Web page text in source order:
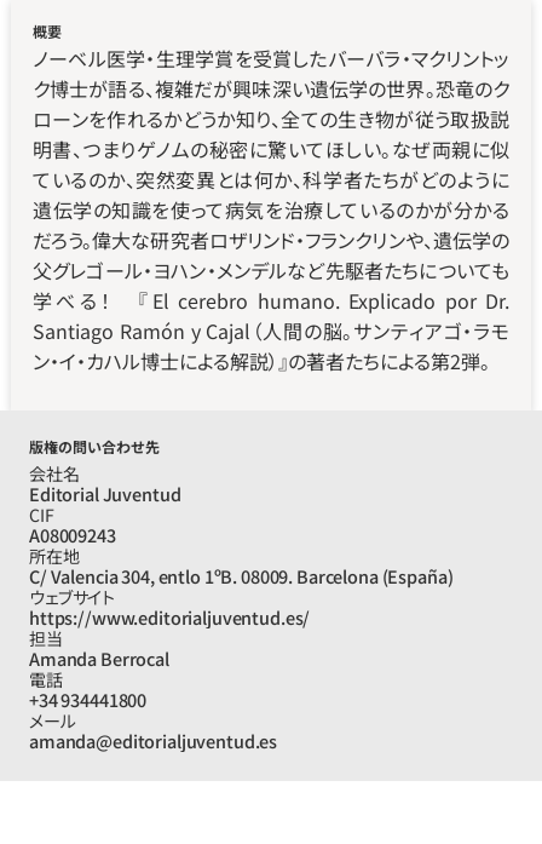
概要
ノーベル医学・生理学賞を受賞したバーバラ・マクリントッ
ク博士が語る、複雑だが興味深い遺伝学の世界。恐竜のク
ローンを作れるかどうか知り、全ての生き物が従う取扱説
明書、つまりゲノムの秘密に驚いてほしい。なぜ両親に似
ているのか、突然変異とは何か、科学者たちがどのように
遺伝学の知識を使って病気を治療しているのかが分かる
だろう。偉大な研究者ロザリンド・フランクリンや、遺伝学の
父グレゴール・ヨハン・メンデルなど先駆者たちについても
学べる！　『El cerebro humano. Explicado por Dr.
Santiago Ramón y Cajal（人間の脳。サンティアゴ・ラモ
ン・イ・カハル博士による解説）』の著者たちによる第2弾。
版権の問い合わせ先
会社名
Editorial Juventud
CIF
A08009243
所在地
C/ Valencia 304, entlo 1ºB. 08009. Barcelona (España)
ウェブサイト
https://www.editorialjuventud.es/
担当
Amanda Berrocal
電話
+34 934441800
メール
amanda@editorialjuventud.es